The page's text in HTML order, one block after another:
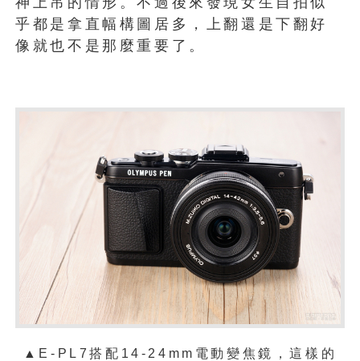
乎都是拿直幅構圖居多，上翻還是下翻好
像就也不是那麼重要了。
▲E-PL7搭配14-24mm電動變焦鏡，這樣的